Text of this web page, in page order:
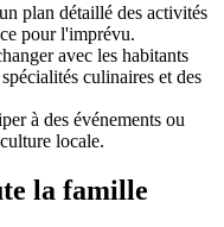
plan détaillé des activités
pour l'imprévu.
avec les habitants
culinaires et des
à des événements ou
locale.
la famille